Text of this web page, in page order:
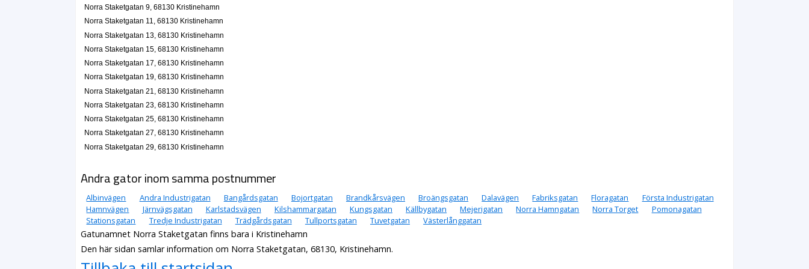
Norra Staketgatan 9, 68130 Kristinehamn
Norra Staketgatan 11, 68130 Kristinehamn
Norra Staketgatan 13, 68130 Kristinehamn
Norra Staketgatan 15, 68130 Kristinehamn
Norra Staketgatan 17, 68130 Kristinehamn
Norra Staketgatan 19, 68130 Kristinehamn
Norra Staketgatan 21, 68130 Kristinehamn
Norra Staketgatan 23, 68130 Kristinehamn
Norra Staketgatan 25, 68130 Kristinehamn
Norra Staketgatan 27, 68130 Kristinehamn
Norra Staketgatan 29, 68130 Kristinehamn
Andra gator inom samma postnummer
Albinvägen Andra Industrigatan Bangårdsgatan Bojortgatan Brandkårsvägen Broängsgatan Dalavägen Fabriksgatan Floragatan
Första Industrigatan
Hamnvägen
Järnvägsgatan Karlstadsvägen Kilshammargatan Kungsgatan Källbygatan Mejerigatan Norra Hamngatan Norra Torget
Pomonagatan
Stationsgatan
Tredje Industrigatan Trädgårdsgatan Tullportsgatan Tuvetgatan Västerlånggatan
Gatunamnet Norra Staketgatan finns bara i Kristinehamn
Den här sidan samlar information om Norra Staketgatan, 68130, Kristinehamn.